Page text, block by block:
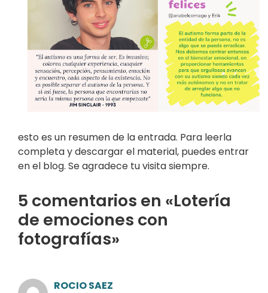
esto es un resumen de la entrada. Para leerla
completa y descargar el material, puedes entrar
en el blog. Se agradece tu visita siempre.
5 comentarios en «Lotería
de emociones con
fotografías»
ROCIO SAEZ